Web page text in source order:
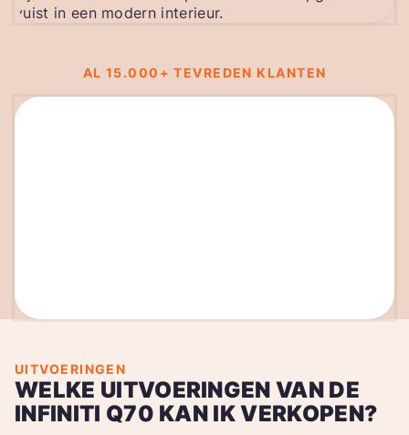
AL 15.000+ TEVREDEN KLANTEN
UITVOERINGEN
WELKE UITVOERINGEN VAN DE
INFINITI Q70 KAN IK VERKOPEN?